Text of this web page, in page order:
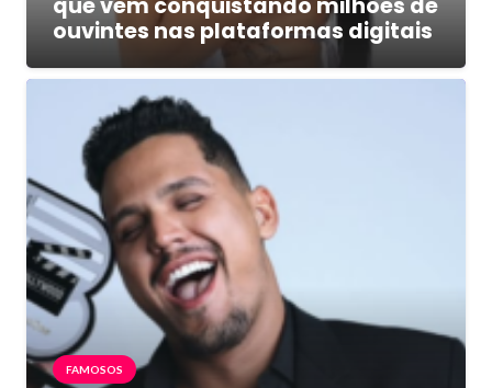
ouvintes nas plataformas digitais
FAMOSOS